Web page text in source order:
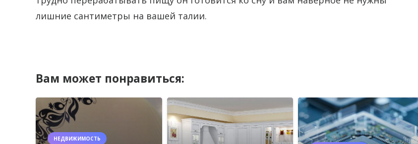
лишние сантиметры на вашей талии.
Вам может понравиться:
НЕДВИЖИМОСТЬ